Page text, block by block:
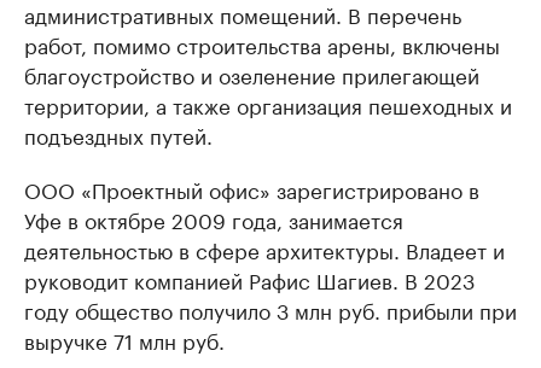
административных помещений. В перечень
работ, помимо строительства арены, включены
благоустройство и озеленение прилегающей
территории, а также организация пешеходных и
подъездных путей.
ООО «Проектный офис» зарегистрировано в
Уфе в октябре 2009 года, занимается
деятельностью в сфере архитектуры. Владеет и
руководит компанией Рафис Шагиев. В 2023
году общество получило 3 млн руб. прибыли при
выручке 71 млн руб.